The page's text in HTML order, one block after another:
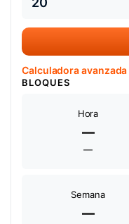
Calculadora
BLOQUES
Hora
—
—
Semana
—